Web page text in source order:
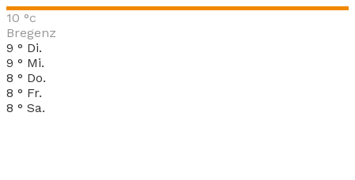
10 °c
Bregenz
9 ° Di.
9 ° Mi.
8 ° Do.
8 ° Fr.
8 ° Sa.